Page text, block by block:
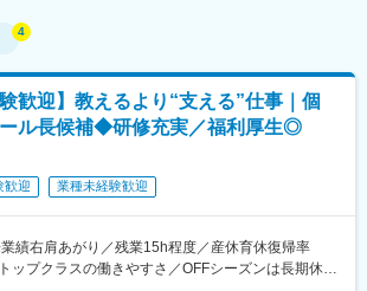
歓迎】教えるより“支える”仕事｜個
ル長候補◆研修充実／福利厚生◎
歓迎 業種未経験歓迎
績右肩あがり／残業15h程度／産休育休復帰率
ップクラスの働きやすさ／OFFシーズンは長期休暇